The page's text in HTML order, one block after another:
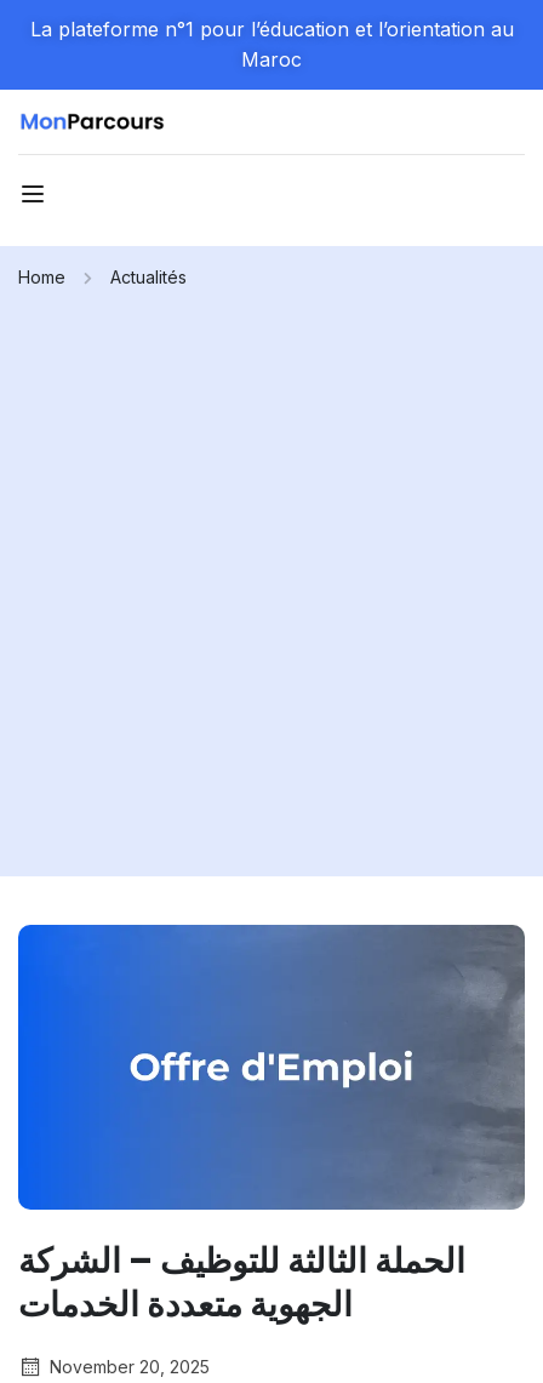
La plateforme n°1 pour l’éducation et l’orientation au
Maroc
Home Actualités
الحملة الثالثة للتوظيف – الشركة
الجهوية متعددة الخدمات
November 20, 2025